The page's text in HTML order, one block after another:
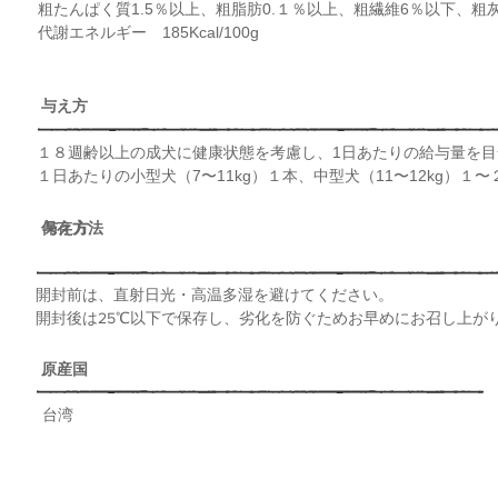
粗たんぱく質1.5％以上、粗脂肪0.１％以上、粗繊維6％以下、粗
代謝エネルギー ​185Kcal/100g
​与え方
１８週齢以上の成犬に健康状態を考慮し、1日あたりの給与量を
１日あたりの小型犬（7〜11 kg）１本、中型犬（11 〜12kg）１ 〜
​保存方法
​与え方
​開封前は、直射日光・高温多湿を避けてください。
開封後は25℃以下で保存し、劣化を防ぐためお早めにお召し上が
​原産国
​台湾